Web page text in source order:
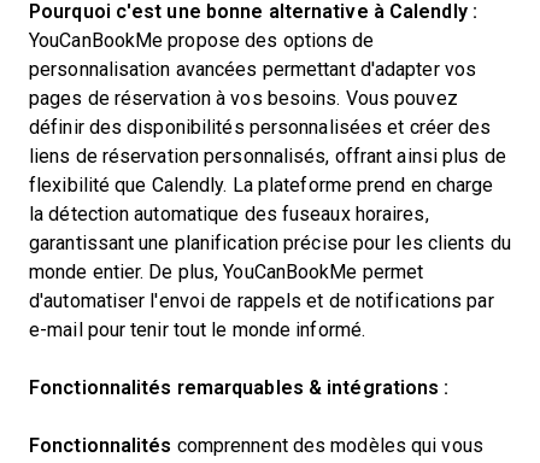
Pourquoi c'est une bonne alternative à Calendly :
YouCanBookMe propose des options de
personnalisation avancées permettant d'adapter vos
pages de réservation à vos besoins. Vous pouvez
définir des disponibilités personnalisées et créer des
liens de réservation personnalisés, offrant ainsi plus de
flexibilité que Calendly. La plateforme prend en charge
la détection automatique des fuseaux horaires,
garantissant une planification précise pour les clients du
monde entier. De plus, YouCanBookMe permet
d'automatiser l'envoi de rappels et de notifications par
e-mail pour tenir tout le monde informé.
Fonctionnalités remarquables & intégrations :
Fonctionnalités comprennent des modèles qui vous